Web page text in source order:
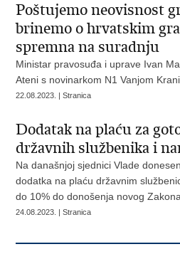
Poštujemo neovisnost
brinemo o hrvatskim
spremna na suradnju
Ministar pravosuđa i uprave Ivan
Ateni s novinarkom N1 Vanjom
22.08.2023. | Stranica
Dodatak na plaću za
državnih službenika i
Na današnjoj sjednici Vlade
dodatka na plaću državnim
do 10% do donošenja novog Zakona
24.08.2023. | Stranica